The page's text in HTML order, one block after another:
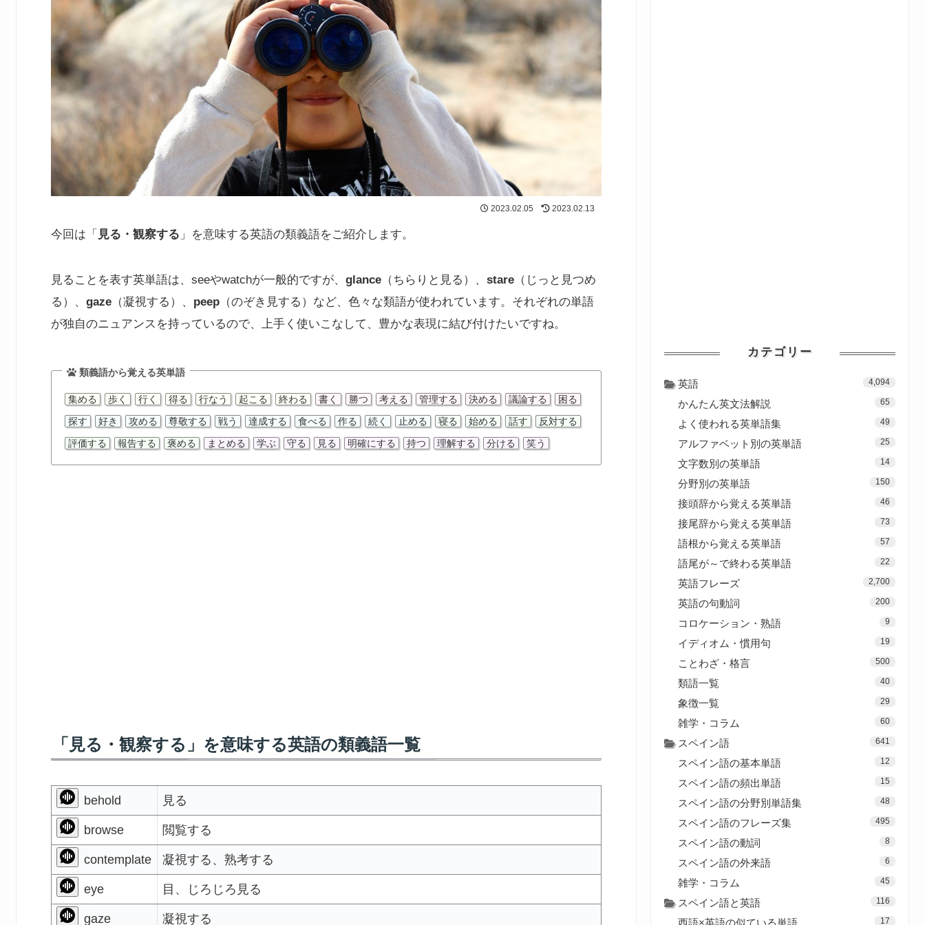
2023.02.05 2023.02.13
今回は「 見る・観察する 」を意味する英語の類義語をご紹介します。
見ることを表す英単語は、seeやwatchが一般的ですが、 glance （ちらりと見る）、 stare （じっと見つめ
る）、 gaze （凝視する）、 peep （のぞき見する）など、色々な類語が使われています。それぞれの単語
が独自のニュアンスを持っているので、上手く使いこなして、豊かな表現に結び付けたいですね。
類義語から覚える英単語
集める 歩く 行く 得る 行なう 起こる 終わる 書く 勝つ 考える 管理する 決める 議論する
困る
探す
好き 攻める 尊敬する 戦う 達成する 食べる 作る 続く 止める 寝る 始める 話す
反対する
評価する
報告する 褒める まとめる 学ぶ 守る 見る 明確にする 持つ 理解する 分ける 笑う
「見る・観察する」を意味する英語の類義語一覧
behold 見る
browse 閲覧する
contemplate 凝視する、熟考する
eye 目、じろじろ見る
gaze 凝視する
カテゴリー
英語 4,094
かんたん英文法解説 65
よく使われる英単語集 49
アルファベット別の英単語 25
文字数別の英単語 14
分野別の英単語 150
接頭辞から覚える英単語 46
接尾辞から覚える英単語 73
語根から覚える英単語 57
語尾が～で終わる英単語 22
英語フレーズ 2,700
英語の句動詞 200
コロケーション・熟語 9
イディオム・慣用句 19
ことわざ・格言 500
類語一覧 40
象徴一覧 29
雑学・コラム 60
スペイン語 641
スペイン語の基本単語 12
スペイン語の頻出単語 15
スペイン語の分野別単語集 48
スペイン語のフレーズ集 495
スペイン語の動詞 8
スペイン語の外来語 6
雑学・コラム 45
スペイン語と英語 116
西語×英語の似ている単語 17